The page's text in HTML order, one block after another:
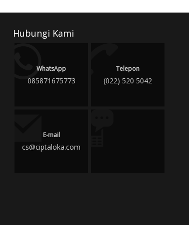
Hubungi Kami
WhatsApp
085871675773
Telepon
(022) 520 5042
E-mail
cs@ciptaloka.com